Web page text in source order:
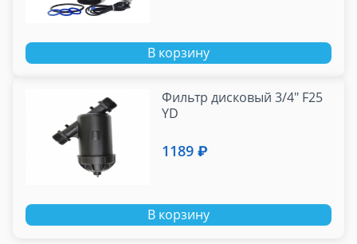
В корзину
Фильтр дисковый 3/4" F25
YD
1189 ₽
В корзину